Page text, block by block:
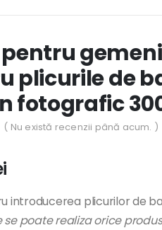
plicurile de
fotografic
( Nu există recenzii până acum. )
introducerea plicurilor de
se poate realiza orice